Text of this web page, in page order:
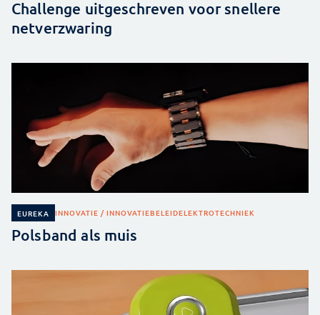
Challenge uitgeschreven voor snellere
netverzwaring
EUREKA INNOVATIE / INNOVATIEBELEIDELEKTROTECHNIEK
Polsband als muis